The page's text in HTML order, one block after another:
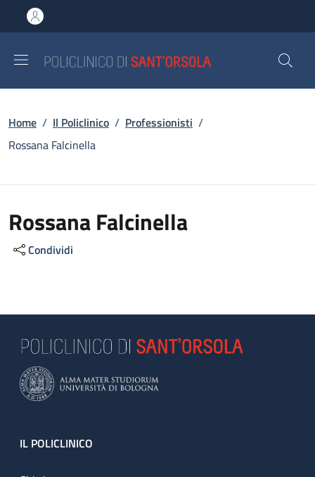
al contenuto principale
to footer content
Briciole di pane
Home / Il Policlinico / Professionisti /
Rossana Falcinella
Rossana Falcinella
Condividi
Footer
IL POLICLINICO